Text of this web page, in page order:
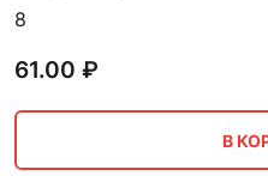
8
61.00 ₽
В